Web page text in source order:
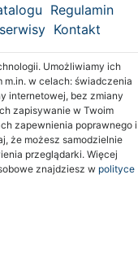
Regulamin
Kontakt
Umożliwiamy ich
w celach: świadczenia
internetowej, bez zmiany
zapisywanie w Twoim
zapewnienia poprawnego i
że możesz samodzielnie
przeglądarki. Więcej
znajdziesz w polityce